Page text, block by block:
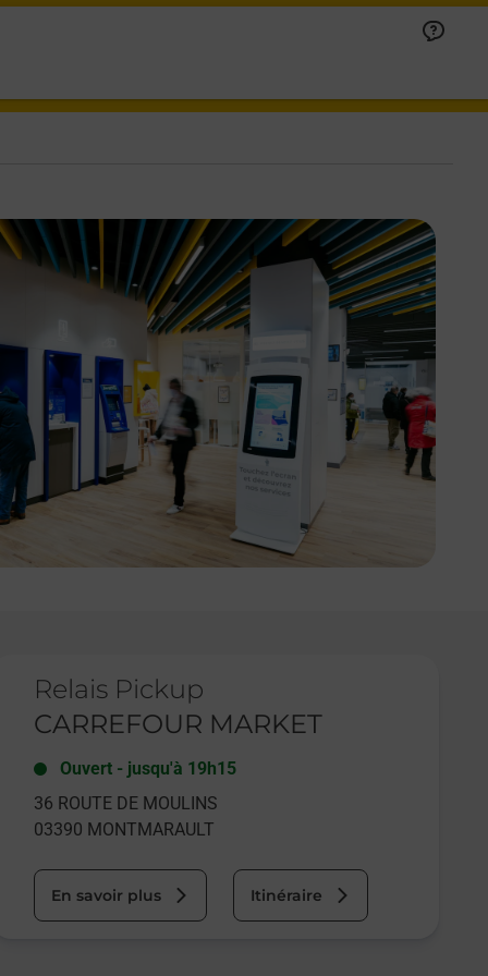
Relais Pickup
CARREFOUR MARKET
Ouvert - jusqu'à 19h15
36 ROUTE DE MOULINS
03390 MONTMARAULT
En savoir plus Itinéraire